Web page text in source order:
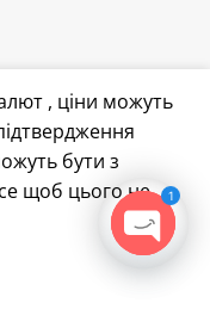
, ціни можуть
бути з
щоб цього не
1